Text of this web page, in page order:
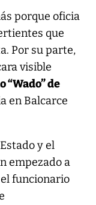
porque oficia
que
Por su parte,
visible
“Wado” de
en Balcarce
y el
empezado a
funcionario